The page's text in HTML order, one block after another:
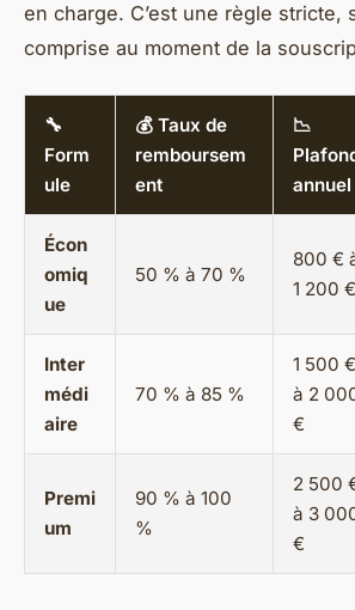
en charge. C’est une règle stricte,
comprise au moment de la
🔧
Form
ule
💰 Taux de
remboursem
ent
📉
annuel
Écon
omiq
ue
50 % à 70 %
800 €
1 200 €
Inter
médi
aire
70 % à 85 %
1 500 €
à 2
€
Premi
um
90 % à 100
%
2 500
à 3
€